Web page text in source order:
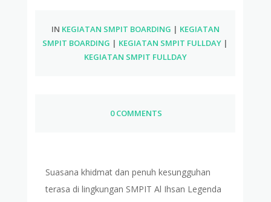
IN KEGIATAN SMPIT BOARDING | KEGIATAN
SMPIT BOARDING | KEGIATAN SMPIT FULLDAY |
KEGIATAN SMPIT FULLDAY
0 COMMENTS
Suasana khidmat dan penuh kesungguhan
terasa di lingkungan SMPIT Al Ihsan Legenda